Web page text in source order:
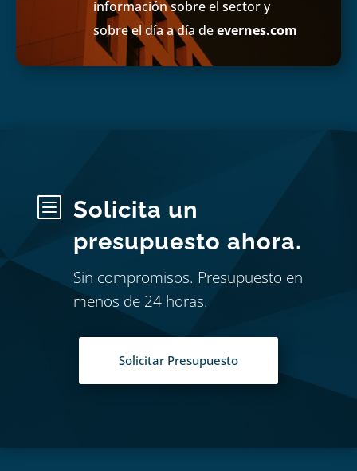
información sobre el sector y
sobre el día a día deevernes.com
b
Solicita un
presupuesto ahora.
Sin compromisos. Presupuesto en
menos de 24 horas.
Solicitar Presupuesto